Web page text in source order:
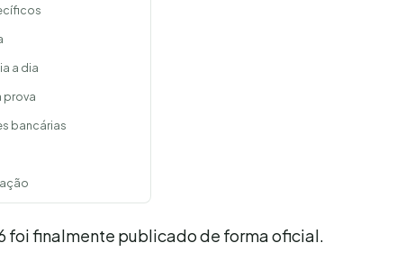
a dia
prova
bancárias
foi finalmente publicado de forma oficial.